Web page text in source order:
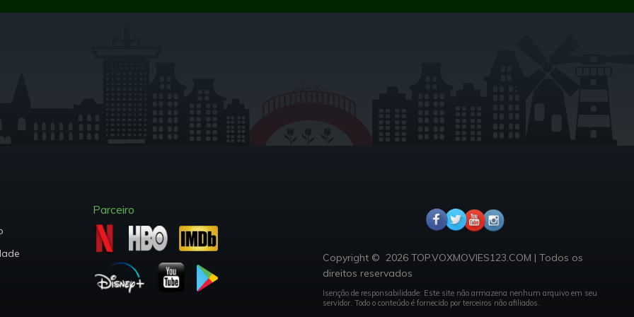
Parceiro
Copyright © 2026 TOP.VOXMOVIES123.COM | Todos os
direitos reservados
Isenção de responsabilidade: Este site não armazena nenhum arquivo em seu
servidor. Todo o conteúdo é fornecido por terceiros não afiliados.